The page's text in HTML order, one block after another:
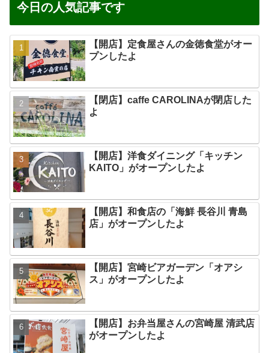
今日の人気記事です
【開店】定食屋さんの金徳食堂がオー
プンしたよ
【閉店】caffe CAROLINAが閉店した
よ
【開店】洋食ダイニング「キッチン
KAITO」がオープンしたよ
【開店】和食店の「海鮮 長谷川 青島
店」がオープンしたよ
【開店】宮崎ビアガーデン「オアシ
ス」がオープンしたよ
【開店】お弁当屋さんの宮崎屋 清武店
がオープンしたよ